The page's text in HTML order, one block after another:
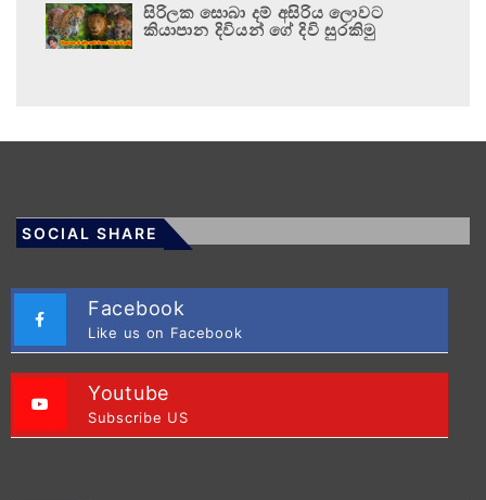
සිරිලක සොබා දම් අසිරිය ලොවට
කියාපාන දිවියන් ගේ දිවි සුරකිමු
SOCIAL SHARE
Facebook
Like us on Facebook
Youtube
Subscribe US